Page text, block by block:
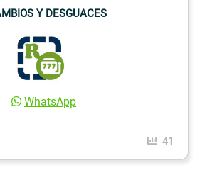
Y DESGUACES
WhatsApp
41